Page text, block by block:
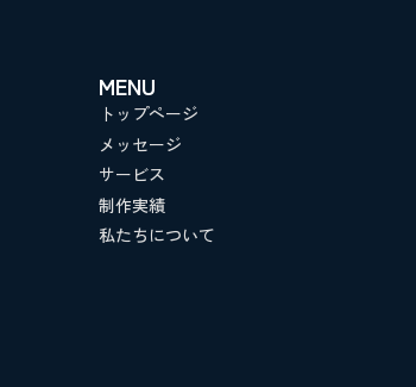
MENU
トップページ
メッセージ
サービス
制作実績
私たちについて